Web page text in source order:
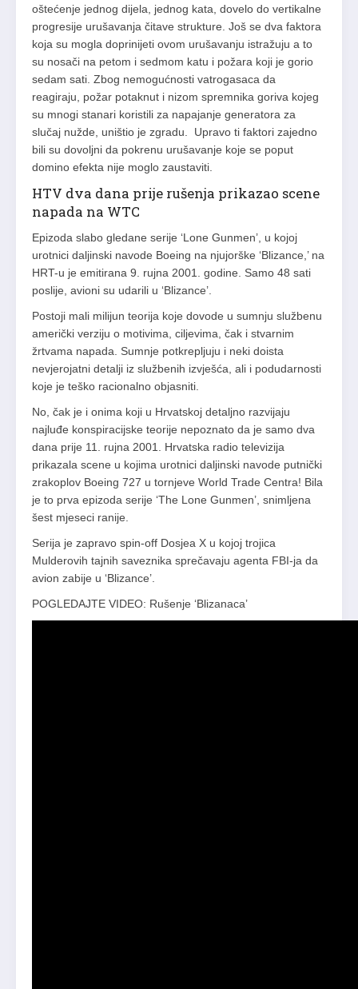
oštećenje jednog dijela, jednog kata, dovelo do vertikalne
progresije urušavanja čitave strukture. Još se dva faktora
koja su mogla doprinijeti ovom urušavanju istražuju a to
su nosači na petom i sedmom katu i požara koji je gorio
sedam sati. Zbog nemogućnosti vatrogasaca da
reagiraju, požar potaknut i nizom spremnika goriva kojeg
su mnogi stanari koristili za napajanje generatora za
slučaj nužde, uništio je zgradu. Upravo ti faktori zajedno
bili su dovoljni da pokrenu urušavanje koje se poput
domino efekta nije moglo zaustaviti.
HTV dva dana prije rušenja prikazao scene
napada na WTC
Epizoda slabo gledane serije ‘Lone Gunmen’, u kojoj
urotnici daljinski navode Boeing na njujorške ‘Blizance,’ na
HRT-u je emitirana 9. rujna 2001. godine. Samo 48 sati
poslije, avioni su udarili u ‘Blizance’.
Postoji mali milijun teorija koje dovode u sumnju službenu
američki verziju o motivima, ciljevima, čak i stvarnim
žrtvama napada. Sumnje potkrepljuju i neki doista
nevjerojatni detalji iz službenih izvješća, ali i podudarnosti
koje je teško racionalno objasniti.
No, čak je i onima koji u Hrvatskoj detaljno razvijaju
najluđe konspiracijske teorije nepoznato da je samo dva
dana prije 11. rujna 2001. Hrvatska radio televizija
prikazala scene u kojima urotnici daljinski navode putnički
zrakoplov Boeing 727 u tornjeve World Trade Centra! Bila
je to prva epizoda serije ‘The Lone Gunmen’, snimljena
šest mjeseci ranije.
Serija je zapravo spin-off Dosjea X u kojoj trojica
Mulderovih tajnih saveznika sprečavaju agenta FBI-ja da
avion zabije u ‘Blizance’.
POGLEDAJTE VIDEO: Rušenje ‘Blizanaca’